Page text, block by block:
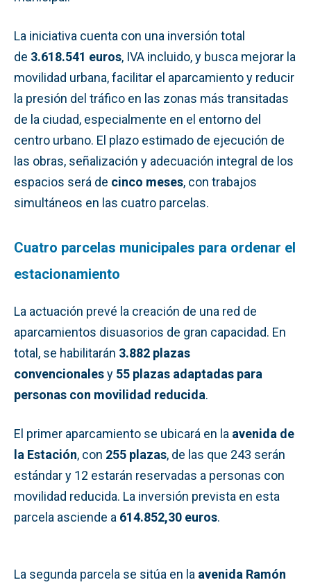
La iniciativa cuenta con una inversión total
de 3.618.541 euros, IVA incluido, y busca mejorar la
movilidad urbana, facilitar el aparcamiento y reducir
la presión del tráfico en las zonas más transitadas
de la ciudad, especialmente en el entorno del
centro urbano. El plazo estimado de ejecución de
las obras, señalización y adecuación integral de los
espacios será de cinco meses, con trabajos
simultáneos en las cuatro parcelas.
Cuatro parcelas municipales para ordenar el
estacionamiento
La actuación prevé la creación de una red de
aparcamientos disuasorios de gran capacidad. En
total, se habilitarán 3.882 plazas
convencionalesy 55 plazas adaptadas para
personas con movilidad reducida.
El primer aparcamiento se ubicará en la avenida de
la Estación, con 255 plazas, de las que 243 serán
estándar y 12 estarán reservadas a personas con
movilidad reducida. La inversión prevista en esta
parcela asciende a 614.852,30 euros.
La segunda parcela se sitúa en la avenida Ramón